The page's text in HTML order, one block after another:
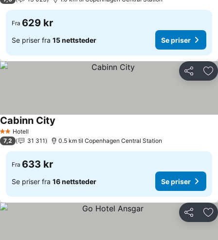
Fra 629 kr
Se priser fra 15 nettsteder Se priser
Del
2 Stjerner
Hotell
Cabinn City
7,2 31 311 0.5 km til Copenhagen Central Station
Fra 633 kr
Se priser fra 16 nettsteder Se priser
Del